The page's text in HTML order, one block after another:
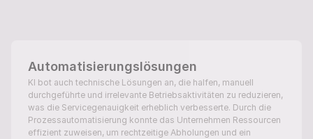
Automatisierungslösungen
KI bot auch technische Lösungen an, die halfen, manuell
durchgeführte und irrelevante Betriebsaktivitäten zu reduzieren,
was die Servicegenauigkeit erheblich verbesserte. Durch die
Prozessautomatisierung konnte das Unternehmen Ressourcen
effizient zuweisen, um rechtzeitige Abholungen und ein